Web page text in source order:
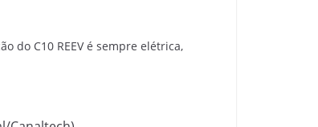
do C10 REEV é sempre elétrica,